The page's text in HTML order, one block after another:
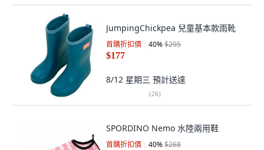
JumpingChickpea 兒童基本款雨靴
首購折扣價 40%$295
$177
8/12 星期三 預計送達
(26)
SPORDINO Nemo 水陸兩用鞋
首購折扣價 40%$268